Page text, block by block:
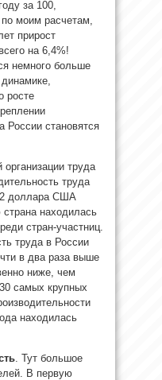
за 100,
моим расчетам,
прирост
на 6,4%!
немного больше
росте
России становятся
труда
труда
доллара США
находилась
стран-участниц.
труда в России
в два раза выше
ниже, чем
самых крупных
находилась
. Тут большое
В первую